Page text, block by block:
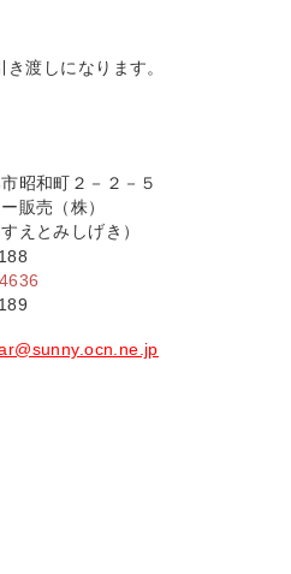
渡しになります。
昭和町２－２－５
販売（株）
えとみしげき）